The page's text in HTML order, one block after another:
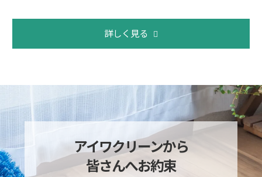
詳しく見る
アイワクリーンから
皆さんへお約束